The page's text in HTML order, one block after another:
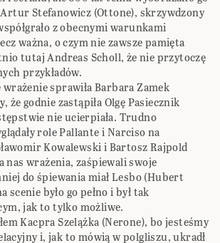
Stefanowicz (Ottone), skrzywdzony
z obecnymi warunkami
ważna, o czym nie zawsze pamięta
tutaj Andreas Scholl, że nie przytoczę
przykładów.
sprawiła Barbara Zamek
że godnie zastąpiła Olgę Pasiecznik
nie ucierpiała. Trudno
role Pallante i Narciso na
Kowalewski i Bartosz Rajpold
nas wrażenia, zaśpiewali swoje
do śpiewania miał Lesbo (Hubert
scenie było go pełno i był tak
jak to tylko możliwe.
Kacpra Szelążka (Nerone), bo jesteśmy
i, jak to mówią w polgliszu, ukradł